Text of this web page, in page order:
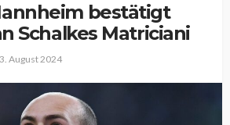
bestätigt
Schalkes Matriciani
August 2024